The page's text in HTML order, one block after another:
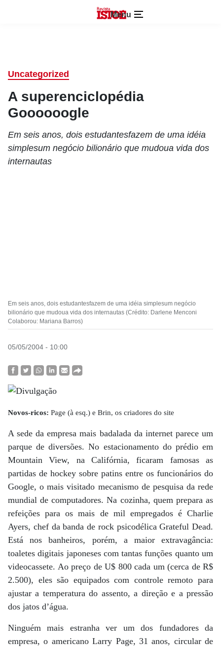
Menu
Uncategorized
A superenciclopédia
Goooooogle
Em seis anos, dois estudantesfazem de uma idéia
simplesum negócio bilionário que mudoua vida dos
internautas
Em seis anos, dois estudantesfazem de uma idéia simplesum negócio
bilionário que mudoua vida dos internautas (Crédito: Darlene Menconi
Colaborou: Mariana Barros)
05/05/2004 - 10:00
Novos-ricos: Page (à esq.) e Brin, os criadores do site
A sede da empresa mais badalada da internet parece um
parque de diversões. No estacionamento do prédio em
Mountain View, na Califórnia, ficaram famosas as
partidas de hockey sobre patins entre os funcionários do
Google, o mais visitado mecanismo de pesquisa da rede
mundial de computadores. Na cozinha, quem prepara as
refeições para os mais de mil empregados é Charlie
Ayers, chef da banda de rock psicodélica Grateful Dead.
Está nos banheiros, porém, a maior extravagância:
toaletes digitais japoneses com tantas funções quanto um
videocassete. Ao preço de U$ 800 cada um (cerca de R$
2.500), eles são equipados com controle remoto para
ajustar a temperatura do assento, a direção e a pressão
dos jatos d’água.
Ninguém mais estranha ver um dos fundadores da
empresa, o americano Larry Page, 31 anos, circular de